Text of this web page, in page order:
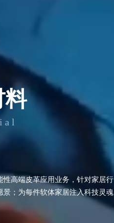
高端皮革应用业务，针对家居行
；为每件软体家居注入科技灵魂